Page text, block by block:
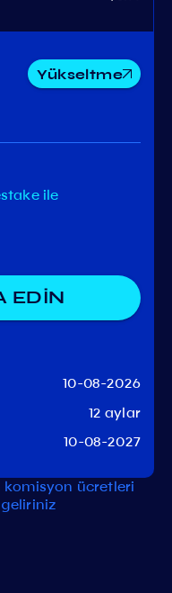
Yükseltme
ile
EDİN
10-08-2026
12 aylar
10-08-2027
komisyon ücretleri